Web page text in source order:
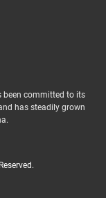
been committed to its
has steadily grown